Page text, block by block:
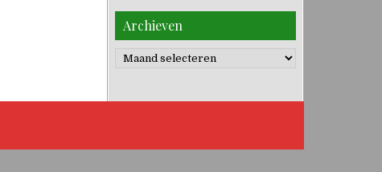
Archieven
Archieven